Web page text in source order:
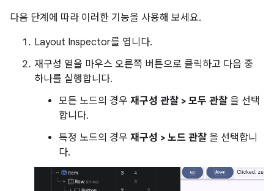
다음 단계에 따라 이러한 기능을 사용해 보세요.
Layout Inspector를 엽니다.
재구성 열을 마우스 오른쪽 버튼으로 클릭하고 다음 중
하나를 실행합니다.
모든 노드의 경우 재구성 관찰 > 모두 관찰 을 선택
합니다.
특정 노드의 경우 재구성 > 노드 관찰 을 선택합니
다.